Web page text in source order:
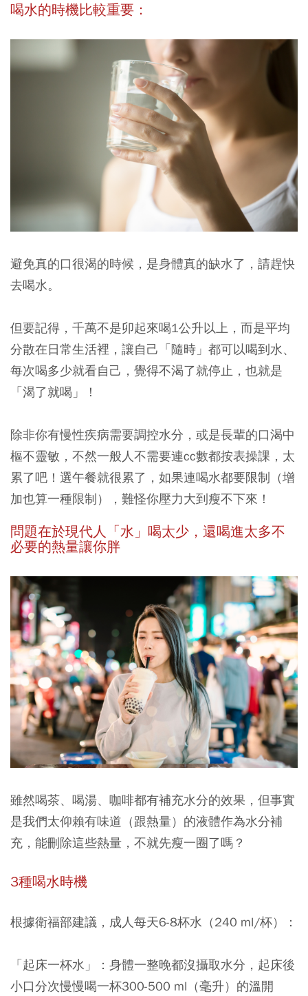
喝水的時機比較重要：
避免真的口很渴的時候，是身體真的缺水了，請趕快
去喝水。
但要記得，千萬不是卯起來喝1公升以上，而是平均
分散在日常生活裡，讓自己「隨時」都可以喝到水、
每次喝多少就看自己，覺得不渴了就停止，也就是
「渴了就喝」！
除非你有慢性疾病需要調控水分，或是長輩的口渴中
樞不靈敏，不然一般人不需要連cc數都按表操課，太
累了吧！選午餐就很累了，如果連喝水都要限制（增
加也算一種限制），難怪你壓力大到瘦不下來！
問題在於現代人「水」喝太少，還喝進太多不
必要的熱量讓你胖
雖然喝茶、喝湯、咖啡都有補充水分的效果，但事實
是我們太仰賴有味道（跟熱量）的液體作為水分補
充，能刪除這些熱量，不就先瘦一圈了嗎？
3種喝水時機
根據衛福部建議，成人每天6-8杯水（240 ml/杯）：
「起床一杯水」
：身體一整晚都沒攝取水分，起床後
小口分次慢慢喝一杯300-500 ml（毫升）的溫開